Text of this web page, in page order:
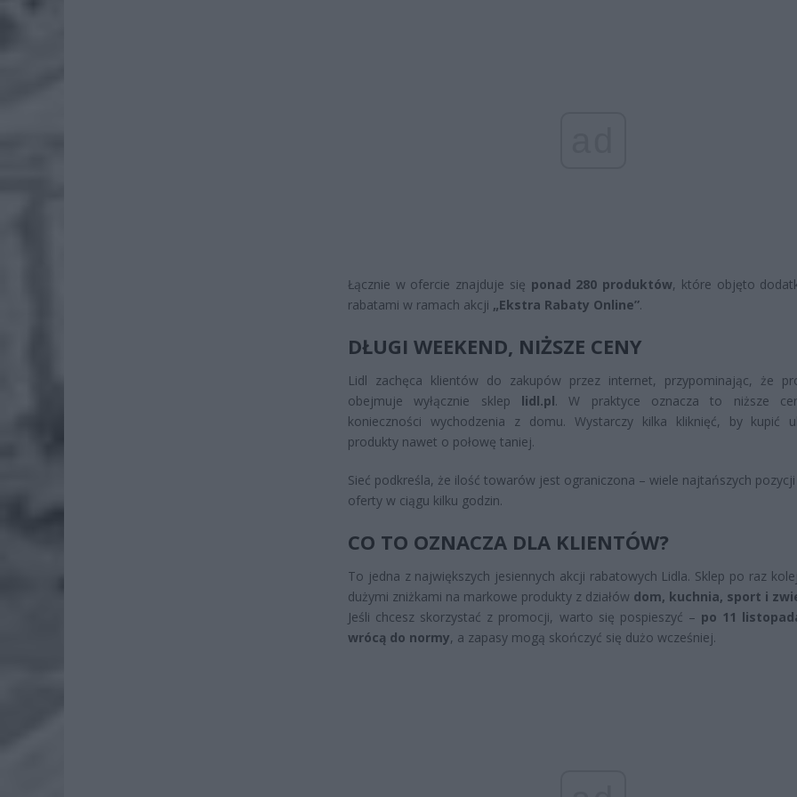
Łącznie w ofercie znajduje się ponad 280 produktów, które objęto
rabatami w ramach akcji „Ekstra Rabaty Online”.
DŁUGI WEEKEND, NIŻSZE CENY
Lidl zachęca klientów do zakupów przez internet, przypominając, że
obejmuje wyłącznie sklep lidl.pl. W praktyce oznacza to niższe
konieczności wychodzenia z domu. Wystarczy kilka kliknięć, by kupić
produkty nawet o połowę taniej.
Sieć podkreśla, że ilość towarów jest ograniczona – wiele najtańszych
oferty w ciągu kilku godzin.
CO TO OZNACZA DLA KLIENTÓW?
To jedna z największych jesiennych akcji rabatowych Lidla. Sklep po raz
dużymi zniżkami na markowe produkty z działów dom, kuchnia, sport i
Jeśli chcesz skorzystać z promocji, warto się pospieszyć – po 11
wrócą do normy, a zapasy mogą skończyć się dużo wcześniej.